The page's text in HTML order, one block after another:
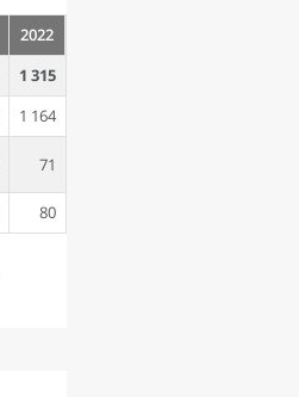
2022
1 315
1 164
71
80